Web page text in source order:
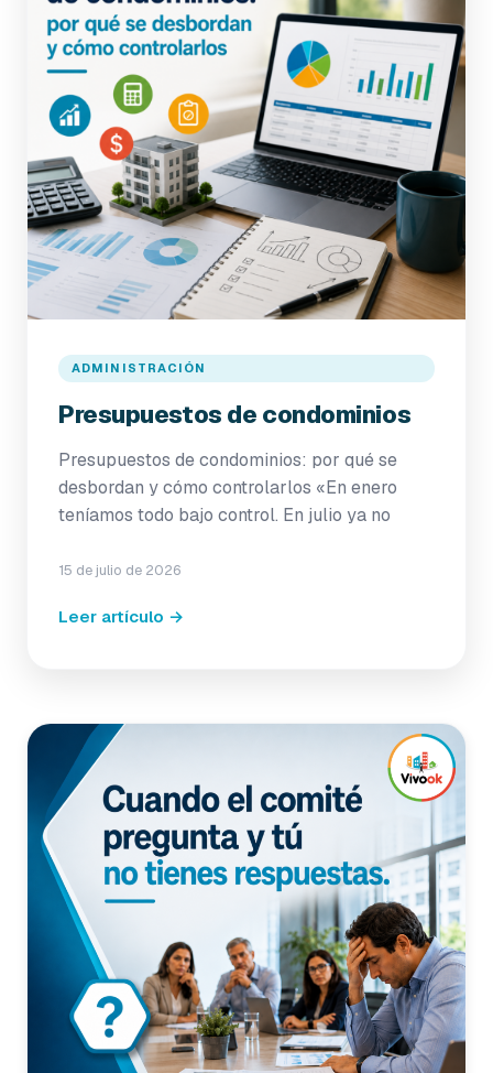
ADMINISTRACIÓN
Presupuestos de condominios
Presupuestos de condominios: por qué se
desbordan y cómo controlarlos «En enero
teníamos todo bajo control. En julio ya no
15 de julio de 2026
Leer artículo →